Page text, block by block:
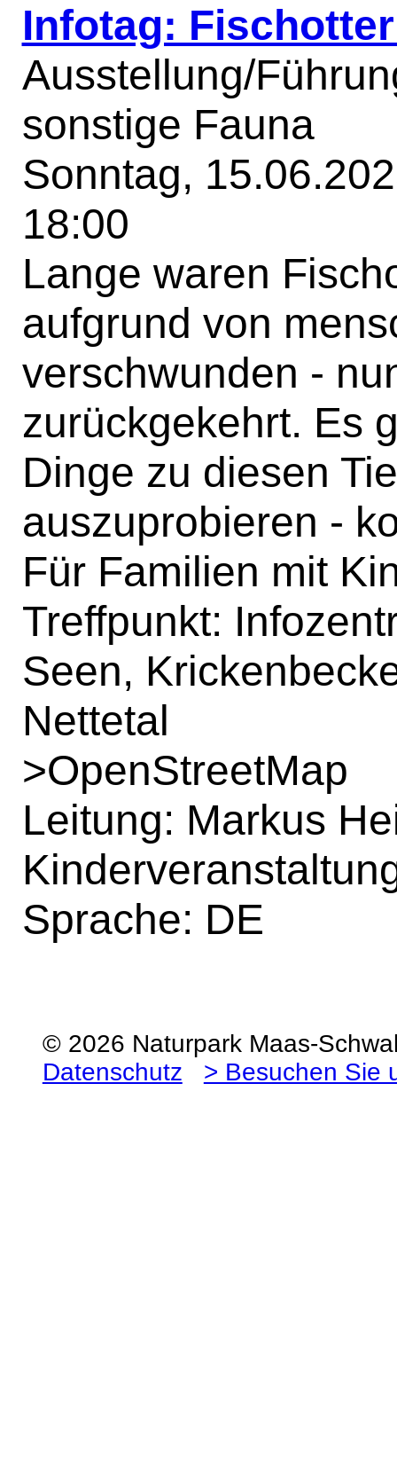
Infotag:
Ausstellung/
sonstige Fauna
Sonntag,
18:00
Lange waren
aufgrund von
verschwunden -
zurückgekehrt. Es
Dinge zu diesen
auszuprobieren -
Für Familien mit
Treffpunkt:
Seen,
Nettetal
>OpenStreetMap
Leitung: Markus
Sprache: DE
© 2026 Naturpark Maas-
Datenschutz
> Besuchen Sie